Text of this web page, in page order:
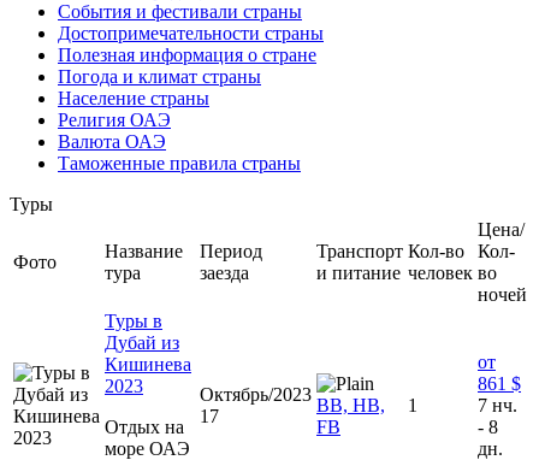
События и фестивали страны
Достопримечательности страны
Полезная информация о стране
Погода и климат страны
Население страны
Религия ОАЭ
Валюта ОАЭ
Таможенные правила страны
Туры
Фото
Название
тура
Период
заезда
Транспорт
и питание
Кол-во
человек
Цена/
Кол-
во
ночей
Туры в
Дубай из
Кишинева
2023
Отдых на
море ОАЭ
Октябрь/2023
17
ВВ, HB,
FB
1
от
861 $
7 нч.
- 8
дн.